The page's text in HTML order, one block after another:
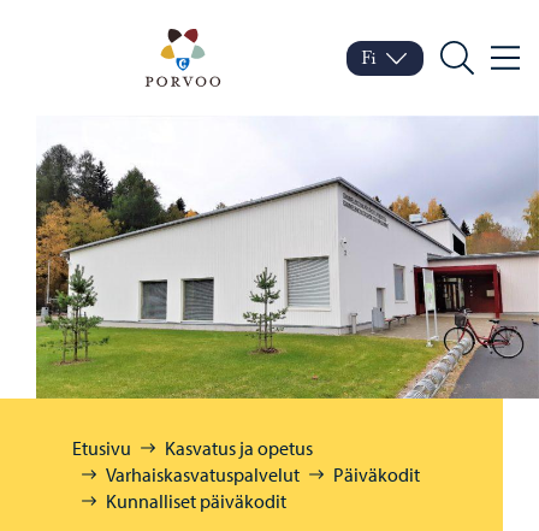
Porvoo – Siirry
Vaihda kieltä
Nykyinen kieli: Suomi
Fi
Hae
Selaa:
Etusivu
Kasvatus ja opetus
Varhaiskasvatuspalvelut
Päiväkodit
Kunnalliset päiväkodit